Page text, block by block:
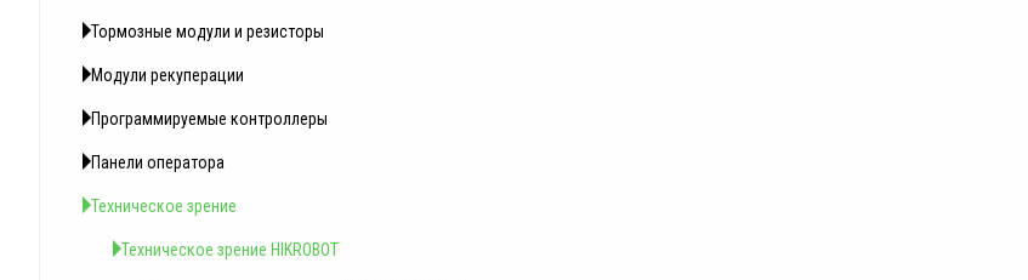
Тормозные модули и резисторы
Модули рекуперации
Программируемые контроллеры
Панели оператора
Техническое зрение
Техническое зрение HIKROBOT